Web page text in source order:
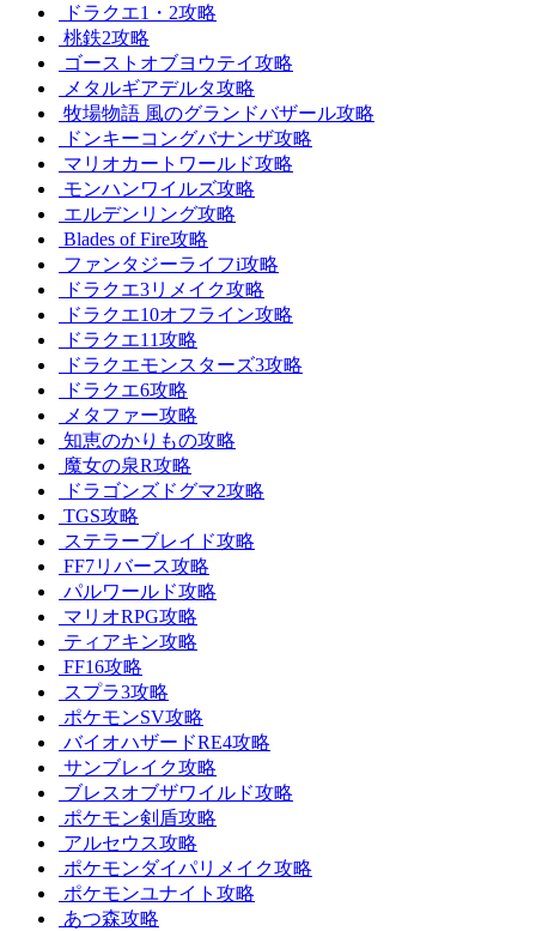
ドラクエ1・2攻略
桃鉄2攻略
ゴーストオブヨウテイ攻略
メタルギアデルタ攻略
牧場物語 風のグランドバザール攻略
ドンキーコングバナンザ攻略
マリオカートワールド攻略
モンハンワイルズ攻略
エルデンリング攻略
Blades of Fire攻略
ファンタジーライフi攻略
ドラクエ3リメイク攻略
ドラクエ10オフライン攻略
ドラクエ11攻略
ドラクエモンスターズ3攻略
ドラクエ6攻略
メタファー攻略
知恵のかりもの攻略
魔女の泉R攻略
ドラゴンズドグマ2攻略
TGS攻略
ステラーブレイド攻略
FF7リバース攻略
パルワールド攻略
マリオRPG攻略
ティアキン攻略
FF16攻略
スプラ3攻略
ポケモンSV攻略
バイオハザードRE4攻略
サンブレイク攻略
ブレスオブザワイルド攻略
ポケモン剣盾攻略
アルセウス攻略
ポケモンダイパリメイク攻略
ポケモンユナイト攻略
あつ森攻略